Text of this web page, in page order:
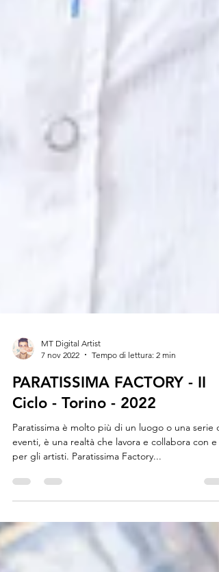
7 nov 2022
Tempo di lettura: 2 min
PARATISSIMA FACTORY - II
Ciclo - Torino - 2022
Paratissima è molto più di un luogo o una serie di
per gli artisti. Paratissima Factory...